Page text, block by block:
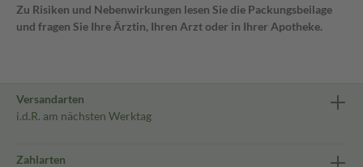
Zu Risiken und Nebenwirkungen lesen Sie die Packungsbeilage
und fragen Sie Ihre Ärztin, Ihren Arzt oder in Ihrer Apotheke.
Versandarten
i.d.R. am nächsten Werktag
Zahlarten